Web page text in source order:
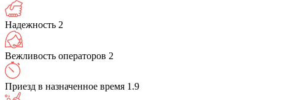
Надежность 2
Вежливость операторов 2
Приезд в назначенное время 1.9